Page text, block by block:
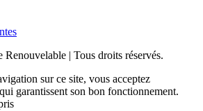
Renouvelable | Tous droits réservés.
sur ce site, vous acceptez
garantissent son bon fonctionnement.